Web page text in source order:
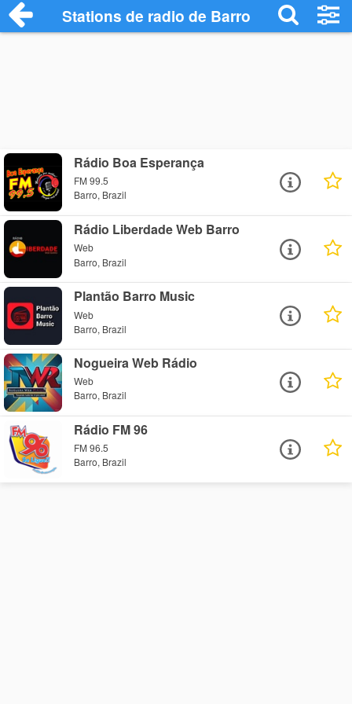
Stations de radio de Barro
Rádio Boa Esperança
FM 99.5
Barro, Brazil
Rádio Liberdade Web Barro
Web
Barro, Brazil
Plantão Barro Music
Web
Barro, Brazil
Nogueira Web Rádio
Web
Barro, Brazil
Rádio FM 96
FM 96.5
Barro, Brazil